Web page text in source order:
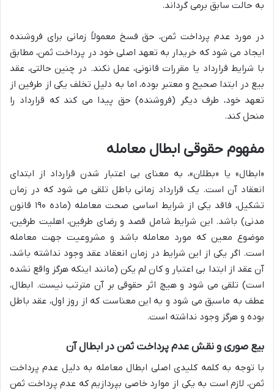
به حالت سابق برمی گرداند.
در مورد عدم پرداخت ثمن، حق فسخ معمولاً زمانی برای فروشنده
ایجاد می شود که خریدار به تعهد اصلی خود در پرداخت ثمن، مطابق
با شرایط قرارداد یا مقررات قانونی، عمل نکند. در چنین حالتی، عقد
بیع در ابتدا صحیح و معتبر بوده، اما به دلیل تخلف یکی از طرفین از
تعهد خود، طرف دیگر (فروشنده) حق پیدا می کند که قرارداد را
منحل کند.
مفهوم حقوقی ابطال معامله
«ابطال» یا «بطلان»، به معنای بی اعتبار شدن قرارداد از ابتدای
انعقاد آن است. یک قرارداد زمانی باطل تلقی می شود که در زمان
تشکیل، فاقد یکی از شرایط اساسی صحت معامله (ماده ۱۹۰ قانون
مدنی) باشد. این شرایط شامل قصد و رضای طرفین، اهلیت طرفین،
موضوع معین که مورد معامله باشد و مشروعیت جهت معامله
است. اگر یکی از این شرایط در زمان انعقاد عقد وجود نداشته باشد،
آن عقد از ابتدا بی اعتبار و کان لم یکن (مانند اینکه هرگز واقع نشده
است) تلقی می شود و هیچ اثر حقوقی بر آن مترتب نیست. ابطال،
عطف به ماسبق می شود و به این معناست که از روز اول، عقد باطل
بوده و هرگز وجود نداشته است.
بیع صوری و نقش عدم پرداخت ثمن در ابطال آن
با توجه به کلمه کلیدی اصلی ابطال معامله به دلیل عدم پرداخت
ثمن، لازم است به یکی از موارد خاصی بپردازیم که عدم پرداخت ثمن